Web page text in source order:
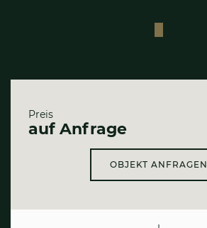
Preis
auf Anfrage
OBJEKT ANFRAGEN